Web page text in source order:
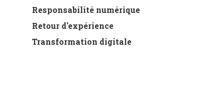
Responsabilité numérique
Retour d'expérience
Transformation digitale